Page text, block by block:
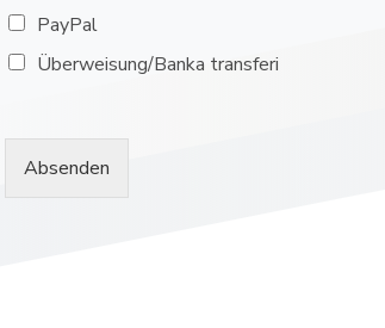
PayPal
Überweisung/Banka transferi
Absenden